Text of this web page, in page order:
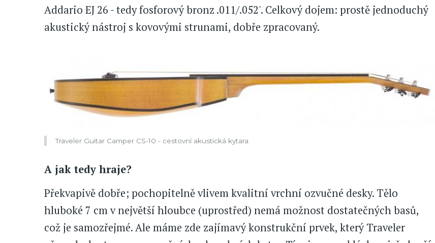
Addario EJ 26 - tedy fosforový bronz .011/.052'. Celkový dojem: prostě jednoduchý
akustický nástroj s kovovými strunami, dobře zpracovaný.
Traveler Guitar Camper CS-10 - cestovní akustická kytara
A jak tedy hraje?
Překvapivě dobře; pochopitelně vlivem kvalitní vrchní ozvučné desky. Tělo
hluboké 7 cm v největší hloubce (uprostřed) nemá možnost dostatečných basů,
což je samozřejmé. Ale máme zde zajímavý konstrukční prvek, který Traveler